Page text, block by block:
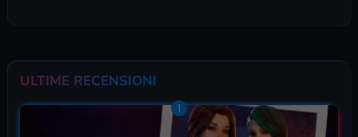
ULTIME RECENSIONI